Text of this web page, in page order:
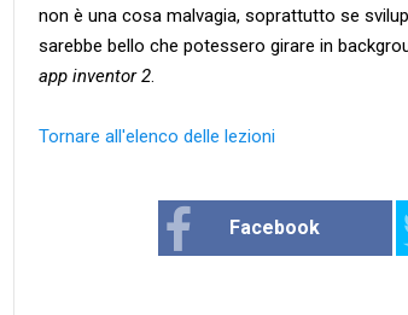
non è una cosa malvagia, soprattutto se
sarebbe bello che potessero girare in
app inventor 2.
Tornare all'elenco delle lezioni
Facebook